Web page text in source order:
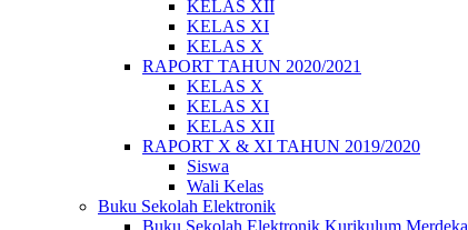
KELAS XII
KELAS XI
KELAS X
RAPORT TAHUN 2020/2021
KELAS X
KELAS XI
KELAS XII
RAPORT X & XI TAHUN 2019/2020
Siswa
Wali Kelas
Buku Sekolah Elektronik
Buku Sekolah Elektronik Kurikulum Merdeka